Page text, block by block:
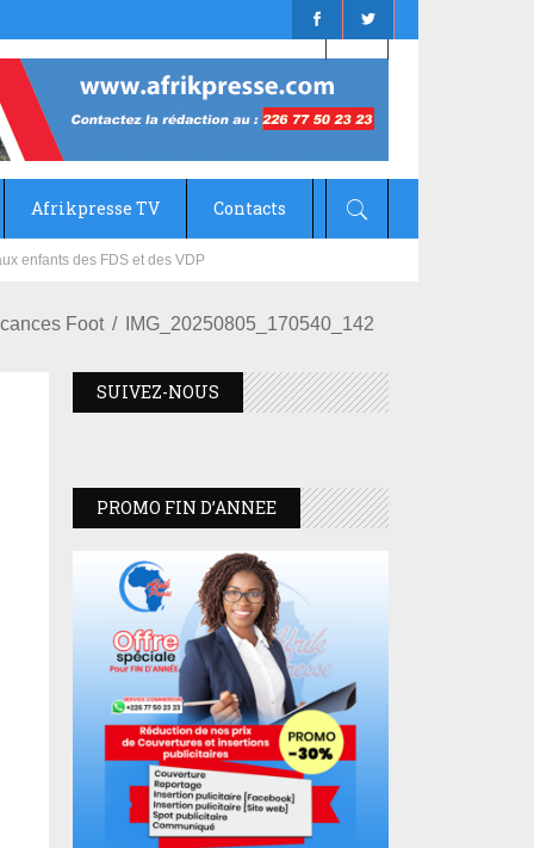
Afrikpresse TV Contacts
Foot IMG_20250805_170540_142
SUIVEZ-NOUS
PROMO FIN D’ANNEE